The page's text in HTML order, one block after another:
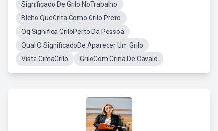
Significado De Grilo NoTrabalho
Bicho QueGrita Como Grilo Preto
Oq Significa GriloPerto Da Pessoa
Qual O SignificadoDe Aparecer Um Grilo
Vista CimaGrilo
GriloCom Crina De Cavalo